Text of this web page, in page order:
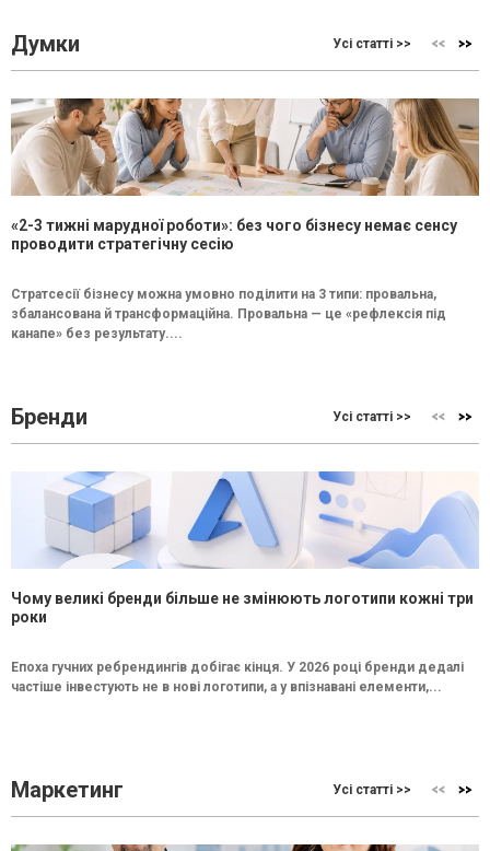
Думки Усі статті >>
«2-3 тижні марудної роботи»: без чого бізнесу немає сенсу
проводити стратегічну сесію
Стратсесії бізнесу можна умовно поділити на 3 типи: провальна,
збалансована й трансформаційна. Провальна — це «рефлексія під
канапе» без результату....
Бренди Усі статті >>
Чому великі бренди більше не змінюють логотипи кожні три
роки
Епоха гучних ребрендингів добігає кінця. У 2026 році бренди дедалі
частіше інвестують не в нові логотипи, а у впізнавані елементи,...
Маркетинг Усі статті >>